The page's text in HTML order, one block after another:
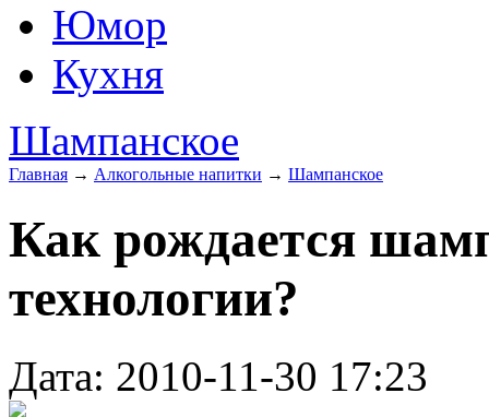
Юмор
Кухня
Шампанское
Главная → Алкогольные напитки → Шампанское
Как рождается
технологии?
Дата: 2010-11-30 17:23